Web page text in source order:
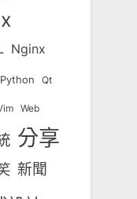
Nginx
Python Qt
Web
分享
新聞